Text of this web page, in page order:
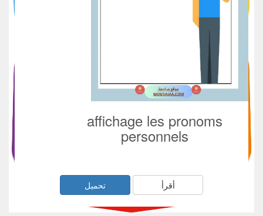
affichage les pronoms
personnels
أقرأ تحميل